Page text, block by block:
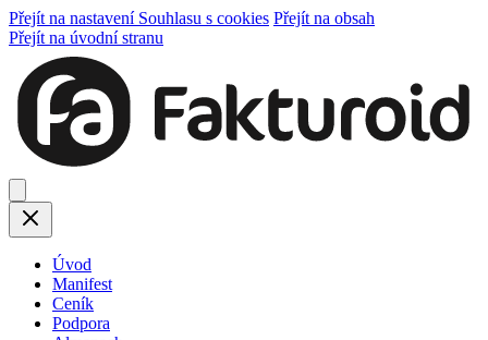
Přejít na nastavení Souhlasu s cookies Přejít na obsah
Přejít na úvodní stranu
Úvod
Manifest
Ceník
Podpora